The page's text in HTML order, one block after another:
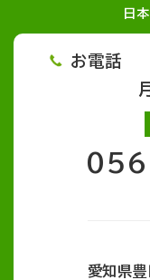
日
お電話
愛知県豊